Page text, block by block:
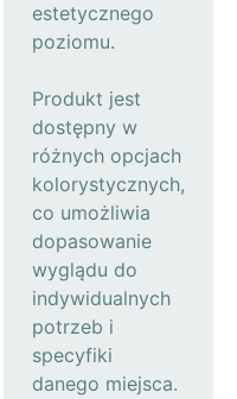
estetycznego
poziomu.
Produkt jest
dostępny w
różnych opcjach
kolorystycznych,
co umożliwia
dopasowanie
wyglądu do
indywidualnych
potrzeb i
specyfiki
danego miejsca.